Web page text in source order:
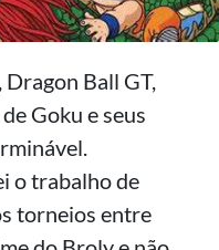
Ball GT,
Goku e seus
o trabalho de
torneios entre